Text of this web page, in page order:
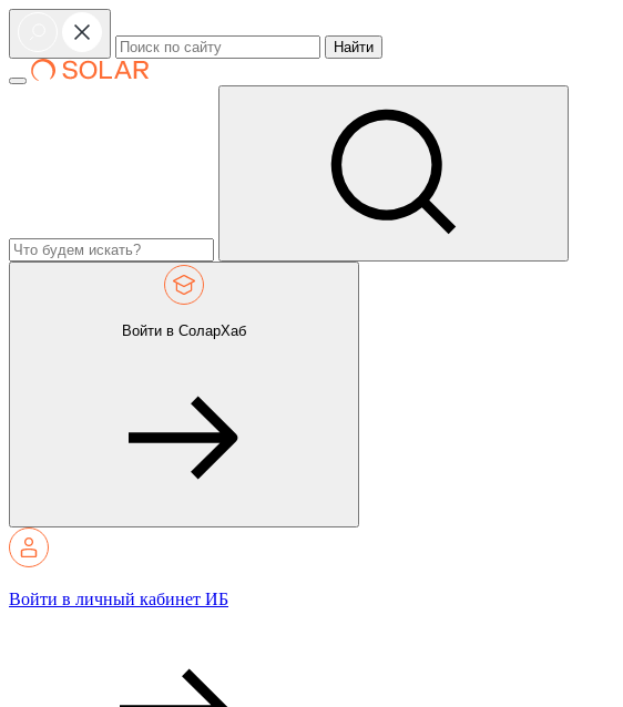
Найти
Войти в СоларХаб
Войти в личный кабинет ИБ